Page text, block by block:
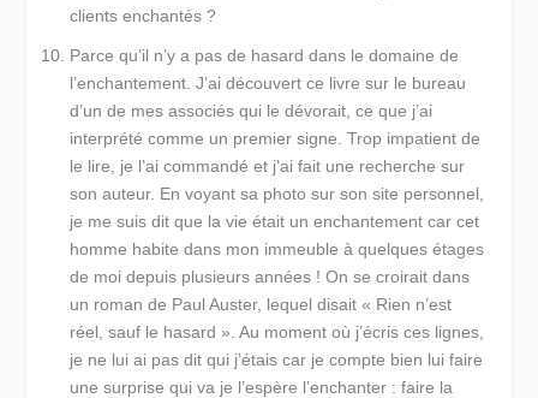
clients enchantés ?
Parce qu’il n’y a pas de hasard dans le domaine de
l’enchantement. J’ai découvert ce livre sur le bureau
d’un de mes associés qui le dévorait, ce que j’ai
interprété comme un premier signe. Trop impatient de
le lire, je l’ai commandé et j’ai fait une recherche sur
son auteur. En voyant sa photo sur son site personnel,
je me suis dit que la vie était un enchantement car cet
homme habite dans mon immeuble à quelques étages
de moi depuis plusieurs années ! On se croirait dans
un roman de Paul Auster, lequel disait« Rien n’est
réel, sauf le hasard » . Au moment où j’écris ces lignes,
je ne lui ai pas dit qui j’étais car je compte bien lui faire
une surprise qui va je l’espère l’enchanter : faire la